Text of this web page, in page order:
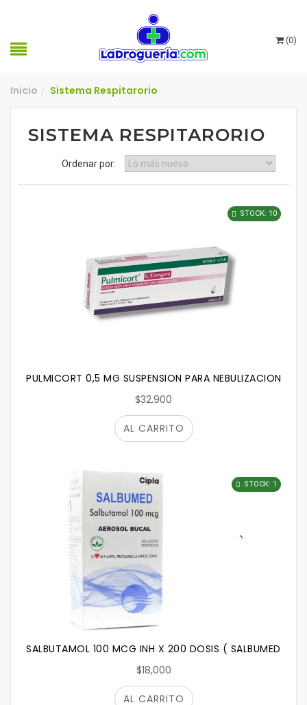
(0)
Inicio / Sistema Respitarorio
SISTEMA RESPITARORIO
Ordenar por:
PULMICORT 0,5 MG SUSPENSION PARA NEBULIZACION
$32,900
STOCK: 10
AL CARRITO
SALBUTAMOL 100 MCG INH X 200 DOSIS ( SALBUMED)
$18,000
STOCK: 1
AL CARRITO